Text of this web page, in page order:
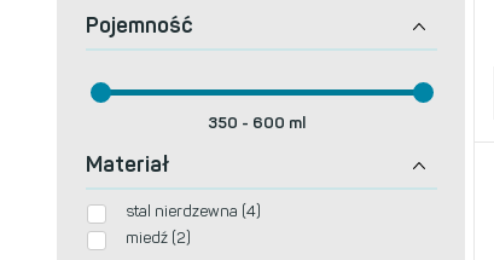
Pojemność
350 - 600 ml
Materiał
stal nierdzewna (4)
miedź (2)